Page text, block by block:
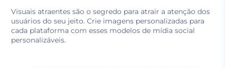
Visuais atraentes são o segredo para atrair a atenção dos
usuários do seu jeito. Crie imagens personalizadas para
cada plataforma com esses modelos de mídia social
personalizáveis.